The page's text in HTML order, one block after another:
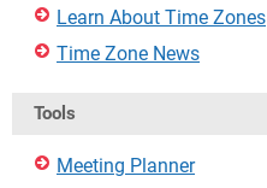
Learn About Time Zones
Time Zone News
Tools
Meeting Planner